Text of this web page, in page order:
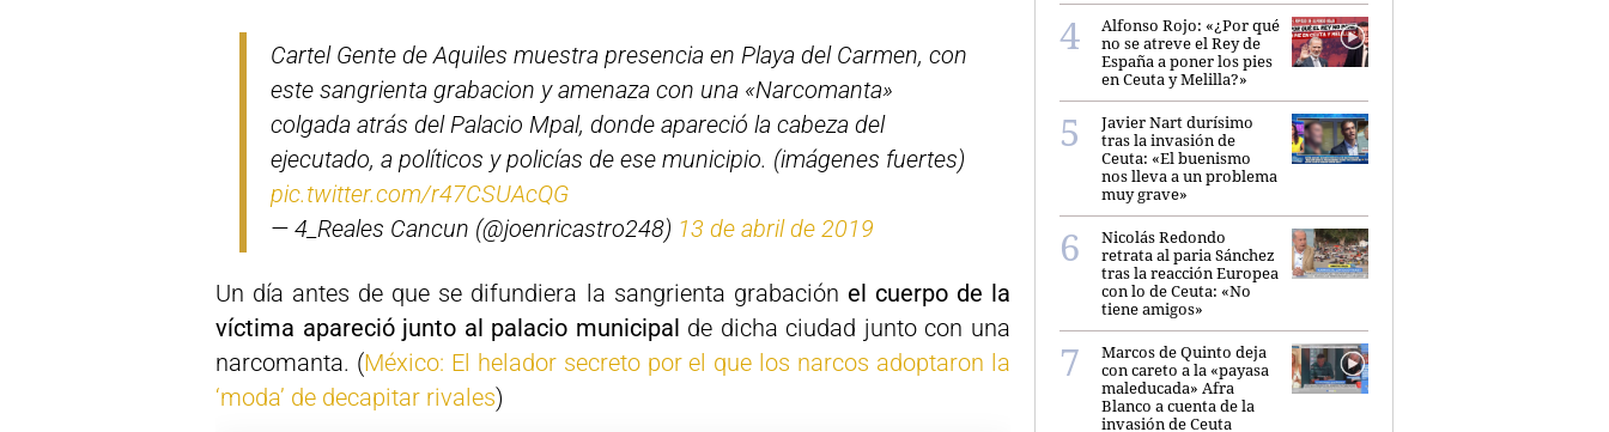
Cartel Gente de Aquiles muestra presencia en Playa del Carmen, con
este sangrienta grabacion y amenaza con una «Narcomanta»
colgada atrás del Palacio Mpal, donde apareció la cabeza del
ejecutado, a políticos y policías de ese municipio. (imágenes fuertes)
pic.twitter.com/r47CSUAcQG
— 4_Reales Cancun (@joenricastro248) 13 de abril de 2019
Un día antes de que se difundiera la sangrienta grabación el cuerpo de la
víctima apareció junto al palacio municipal de dicha ciudad junto con una
narcomanta. (México: El helador secreto por el que los narcos adoptaron la
‘moda’ de decapitar rivales)
Alfonso Rojo: «¿Por qué
no se atreve el Rey de
España a poner los pies
en Ceuta y Melilla?»
Javier Nart durísimo
tras la invasión de
Ceuta: «El buenismo
nos lleva a un problema
muy grave»
Nicolás Redondo
retrata al paria Sánchez
tras la reacción Europea
con lo de Ceuta: «No
tiene amigos»
Marcos de Quinto deja
con careto a la «payasa
maleducada» Afra
Blanco a cuenta de la
invasión de Ceuta